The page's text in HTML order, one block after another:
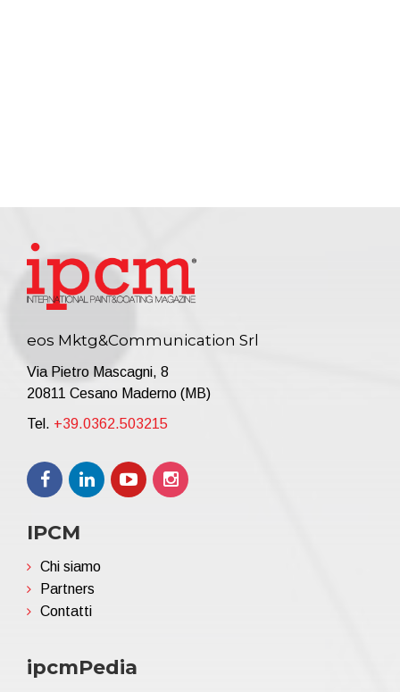
eos Mktg&Communication Srl
Via Pietro Mascagni, 8
20811 Cesano Maderno (MB)
Tel. +39.0362.503215
IPCM
Chi siamo
Partners
Contatti
ipcmPedia